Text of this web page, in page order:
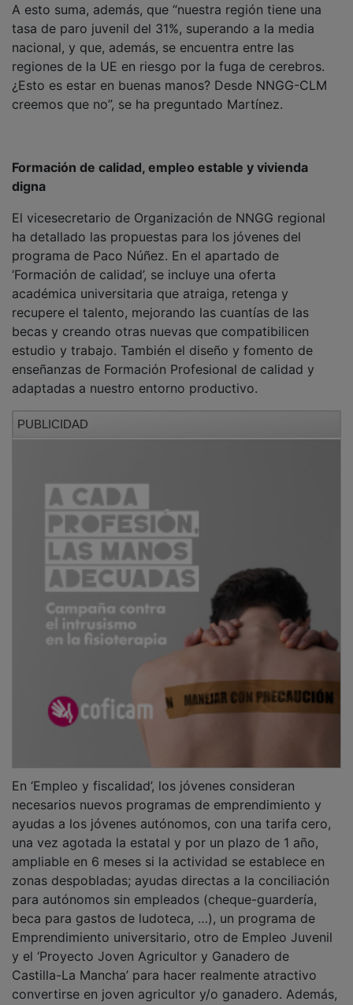
A esto suma, además, que “nuestra región tiene una
tasa de paro juvenil del 31%, superando a la media
nacional, y que, además, se encuentra entre las
regiones de la UE en riesgo por la fuga de cerebros.
¿Esto es estar en buenas manos? Desde NNGG-CLM
creemos que no”, se ha preguntado Martínez.
Formación de calidad, empleo estable y vivienda
digna
El vicesecretario de Organización de NNGG regional
ha detallado las propuestas para los jóvenes del
programa de Paco Núñez. En el apartado de
‘Formación de calidad’, se incluye una oferta
académica universitaria que atraiga, retenga y
recupere el talento, mejorando las cuantías de las
becas y creando otras nuevas que compatibilicen
estudio y trabajo. También el diseño y fomento de
enseñanzas de Formación Profesional de calidad y
adaptadas a nuestro entorno productivo.
PUBLICIDAD
En ‘Empleo y fiscalidad’, los jóvenes consideran
necesarios nuevos programas de emprendimiento y
ayudas a los jóvenes autónomos, con una tarifa cero,
una vez agotada la estatal y por un plazo de 1 año,
ampliable en 6 meses si la actividad se establece en
zonas despobladas; ayudas directas a la conciliación
para autónomos sin empleados (cheque-guardería,
beca para gastos de ludoteca, …), un programa de
Emprendimiento universitario, otro de Empleo Juvenil
y el ‘Proyecto Joven Agricultor y Ganadero de
Castilla-La Mancha’ para hacer realmente atractivo
convertirse en joven agricultor y/o ganadero. Además,